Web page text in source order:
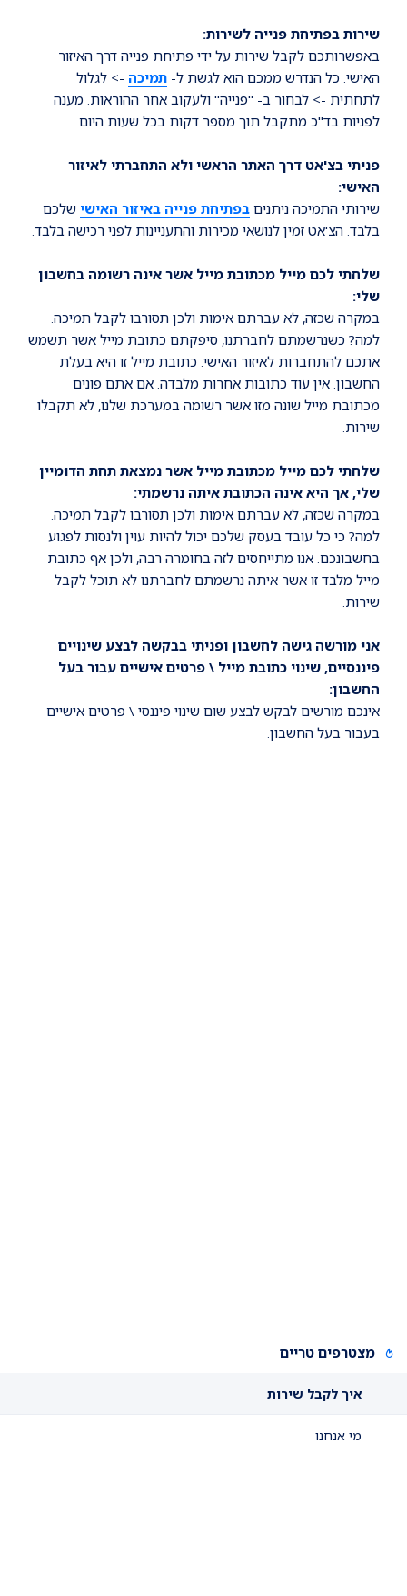
שירות בפתיחת פנייה לשירות:
באפשרותכם לקבל שירות על ידי פתיחת פנייה דרך האיזור
האישי. כל הנדרש ממכם הוא לגשת ל- תמיכה -> לגלול
לתחתית -> לבחור ב- "פנייה" ולעקוב אחר ההוראות. מענה
לפניות בד"כ מתקבל תוך מספר דקות בכל שעות היום.
פניתי בצ'אט דרך האתר הראשי ולא התחברתי לאיזור
האישי:
שירותי התמיכה ניתנים בפתיחת פנייה באיזור האישי שלכם
בלבד. הצ'אט זמין לנושאי מכירות והתעניינות לפני רכישה בלבד.
שלחתי לכם מייל מכתובת מייל אשר אינה רשומה בחשבון
שלי:
במקרה שכזה, לא עברתם אימות ולכן תסורבו לקבל תמיכה.
למה? כשנרשמתם לחברתנו, סיפקתם כתובת מייל אשר תשמש
אתכם להתחברות לאיזור האישי. כתובת מייל זו היא בעלת
החשבון. אין עוד כתובות אחרות מלבדה. אם אתם פונים
מכתובת מייל שונה מזו אשר רשומה במערכת שלנו, לא תקבלו
שירות.
שלחתי לכם מייל מכתובת מייל אשר נמצאת תחת הדומיין
שלי, אך היא אינה הכתובת איתה נרשמתי:
במקרה שכזה, לא עברתם אימות ולכן תסורבו לקבל תמיכה.
למה? כי כל עובד בעסק שלכם יכול להיות עוין ולנסות לפגוע
בחשבונכם. אנו מתייחסים לזה בחומרה רבה, ולכן אף כתובת
מייל מלבד זו אשר איתה נרשמתם לחברתנו לא תוכל לקבל
שירות.
אני מורשה גישה לחשבון ופניתי בבקשה לבצע שינויים
פיננסיים, שינוי כתובת מייל \ פרטים אישיים עבור בעל
החשבון:
אינכם מורשים לבקש לבצע שום שינוי פיננסי \ פרטים אישיים
בעבור בעל החשבון.
מצטרפים טריים
איך לקבל שירות
מי אנחנו